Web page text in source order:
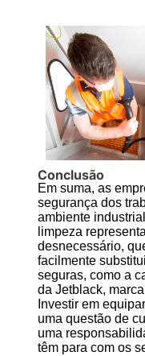
Conclusão
Em suma, as
segurança dos
ambiente
limpeza
desnecessário,
facilmente
seguras, como a
da Jetblack,
Investir em
uma questão de
uma
têm para com os